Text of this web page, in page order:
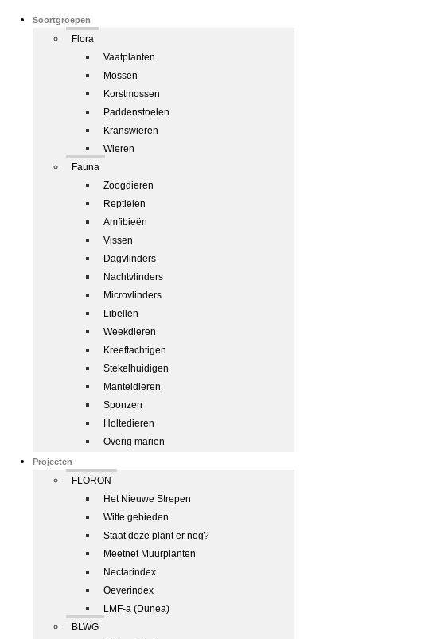
Soortgroepen
Flora
Vaatplanten
Mossen
Korstmossen
Paddenstoelen
Kranswieren
Wieren
Fauna
Zoogdieren
Reptielen
Amfibieën
Vissen
Dagvlinders
Nachtvlinders
Microvlinders
Libellen
Weekdieren
Kreeftachtigen
Stekelhuidigen
Manteldieren
Sponzen
Holtedieren
Overig marien
Projecten
FLORON
Het Nieuwe Strepen
Witte gebieden
Staat deze plant er nog?
Meetnet Muurplanten
Nectarindex
Oeverindex
LMF-a (Dunea)
BLWG